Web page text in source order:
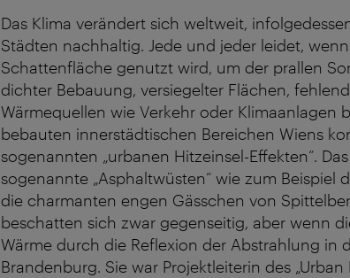
Das Klima verändert sich weltweit,
Städten nachhaltig. Jede und jeder leidet,
Schattenfläche genutzt wird, um der prallen
dichter Bebauung, versiegelter Flächen,
Wärmequellen wie Verkehr oder Klimaanlagen
bebauten innerstädtischen Bereichen Wiens
sogenannten „urbanen Hitzeinsel-Effekten“.
sogenannte „Asphaltwüsten“ wie zum
die charmanten engen Gässchen von
beschatten sich zwar gegenseitig, aber wenn
Wärme durch die Reflexion der Abstrahlung in
Brandenburg. Sie war Projektleiterin des